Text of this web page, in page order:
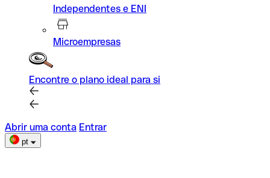
Independentes e ENI
Microempresas
Encontre o plano ideal para si
Abrir uma conta Entrar
pt